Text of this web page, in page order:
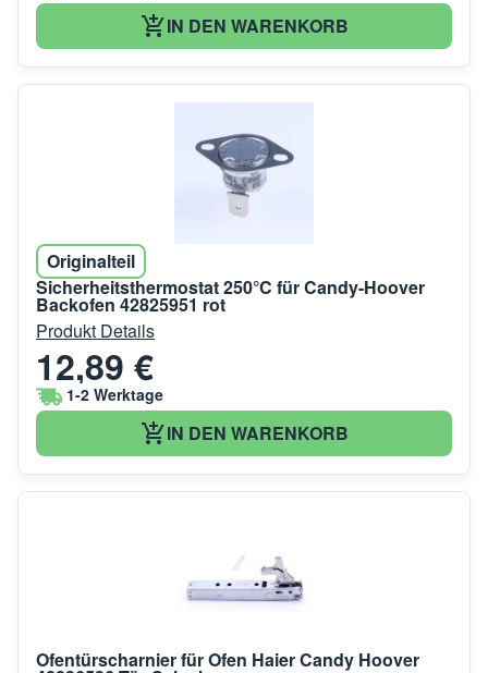
IN DEN WARENKORB
Originalteil
Sicherheitsthermostat 250°C für Candy-Hoover
Backofen 42825951 rot
Produkt Details
12,89 €
1-2 Werktage
IN DEN WARENKORB
Ofentürscharnier für Ofen Haier Candy Hoover